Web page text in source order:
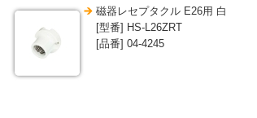
磁器レセプタクル E26用 白
[型番] HS-L26ZRT
[品番] 04-4245